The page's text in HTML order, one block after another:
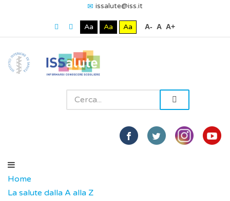
issalute@iss.it
Aa Aa Aa A- A A+
Home
La salute dalla A alla Z